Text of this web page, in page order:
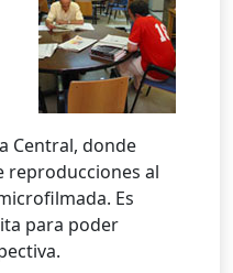
Central, donde
reproducciones al
Es
para poder